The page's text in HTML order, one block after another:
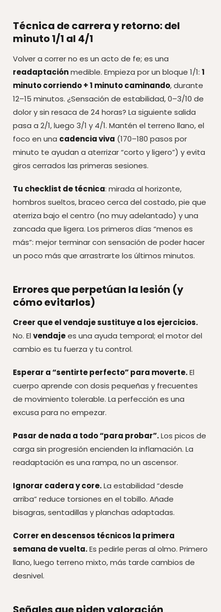
Técnica de carrera y retorno: del
minuto 1/1 al 4/1
Volver a correr no es un acto de fe; es una
readaptaciónmedible. Empieza por un bloque 1/1: 1
minuto corriendo + 1 minuto caminando, durante
12–15 minutos. ¿Sensación de estabilidad, 0–3/10 de
dolor y sin resaca de 24 horas? La siguiente salida
pasa a 2/1, luego 3/1 y 4/1. Mantén el terreno llano, el
foco en una cadencia viva (170–180 pasos por
minuto te ayudan a aterrizar “corto y ligero”) y evita
giros cerrados las primeras sesiones.
Tu checklist de técnica: mirada al horizonte,
hombros sueltos, braceo cerca del costado, pie que
aterriza bajo el centro (no muy adelantado) y una
zancada que ligera. Los primeros días “menos es
más”: mejor terminar con sensación de poder hacer
un poco más que arrastrarte los últimos minutos.
Errores que perpetúan la lesión (y
cómo evitarlos)
Creer que el vendaje sustituye a los ejercicios.
No. El vendajees una ayuda temporal; el motor del
cambio es tu fuerza y tu control.
Esperar a “sentirte perfecto” para moverte.El
cuerpo aprende con dosis pequeñas y frecuentes
de movimiento tolerable. La perfección es una
excusa para no empezar.
Pasar de nada a todo “para probar”.Los picos de
carga sin progresión encienden la inflamación. La
readaptación es una rampa, no un ascensor.
Ignorar cadera y core.La estabilidad “desde
arriba” reduce torsiones en el tobillo. Añade
bisagras, sentadillas y planchas adaptadas.
Correr en descensos técnicos la primera
semana de vuelta.Es pedirle peras al olmo. Primero
llano, luego terreno mixto, más tarde cambios de
desnivel.